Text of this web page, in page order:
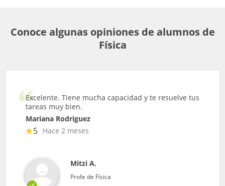
Conoce algunas opiniones de alumnos de
Física
Excelente. Tiene mucha capacidad y te resuelve tus
tareas muy bien.
Mariana Rodriguez
5 Hace 2 meses
Mitzi A.
Profe de Física